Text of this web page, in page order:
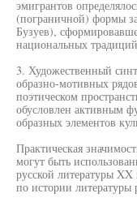
эмигрантов
(пограничной) формы
Бузуев),
национальных
3. Художественный
образно-мотивных
поэтическом
обусловлен активным
образных элементов
Практическая
могут быть
русской литературы XX
по истории литературы